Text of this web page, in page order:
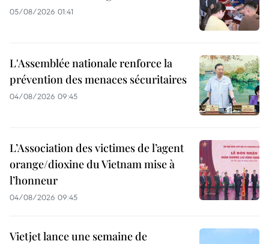
05/08/2026 01:41
L'Assemblée nationale renforce la
prévention des menaces sécuritaires
04/08/2026 09:45
L’Association des victimes de l’agent
orange/dioxine du Vietnam mise à
l’honneur
04/08/2026 09:45
Vietjet lance une semaine de